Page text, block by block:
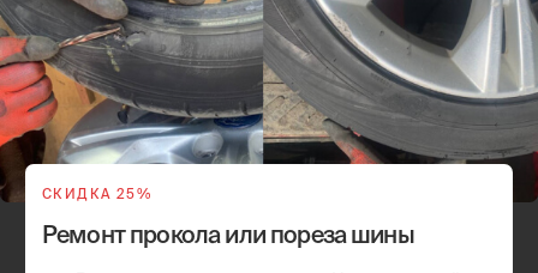
СКИДКА 25%